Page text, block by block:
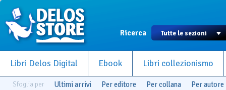
Ricerca
Libri Delos Digital Ebook Libri collezionismo
Sfoglia per Ultimi arrivi Per editore Per collana Per autore